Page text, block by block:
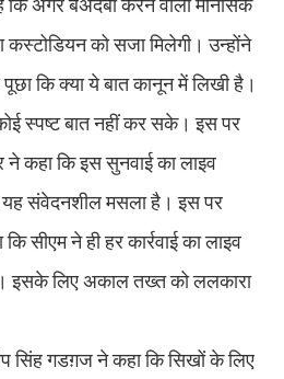
अगर बेअदबी करने वाला मानसिक
कस्टोडियन को सजा मिलेगी। उन्होंने
कि क्या ये बात कानून में लिखी है।
स्पष्ट बात नहीं कर सके। इस पर
ने कहा कि इस सुनवाई का लाइव
यह संवेदनशील मसला है। इस पर
सीएम ने ही हर कार्रवाई का लाइव
इसके लिए अकाल तख्त को ललकारा
सिंह गडग़ज ने कहा कि सिखों के लिए